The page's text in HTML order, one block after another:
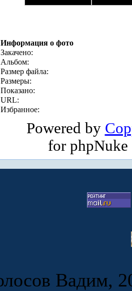
Информация о фото
Закачено:
Альбом:
Размер файла:
Размеры:
Показано:
URL:
Избранное:
Powered by
for
Вадим,